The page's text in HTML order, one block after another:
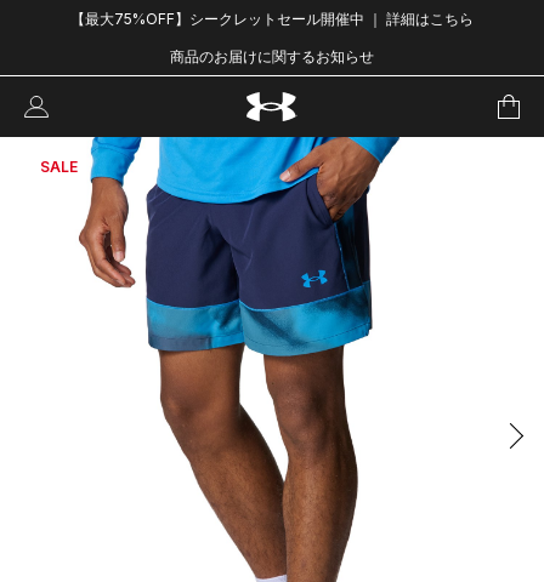
【最大75%OFF】シークレットセール開催中 ｜ 詳細はこちら
商品のお届けに関するお知らせ
SALE